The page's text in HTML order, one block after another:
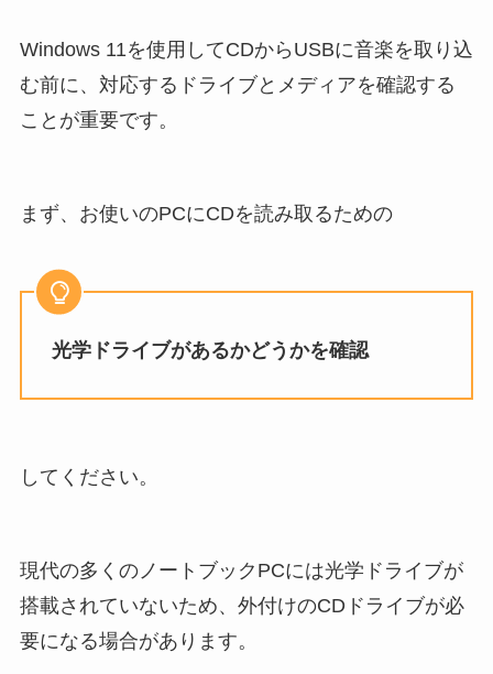
Windows 11を使用してCDからUSBに音楽を取り込
む前に、対応するドライブとメディアを確認する
ことが重要です。
まず、お使いのPCにCDを読み取るための
光学ドライブがあるかどうかを確認
してください。
現代の多くのノートブックPCには光学ドライブが
搭載されていないため、外付けのCDドライブが必
要になる場合があります。